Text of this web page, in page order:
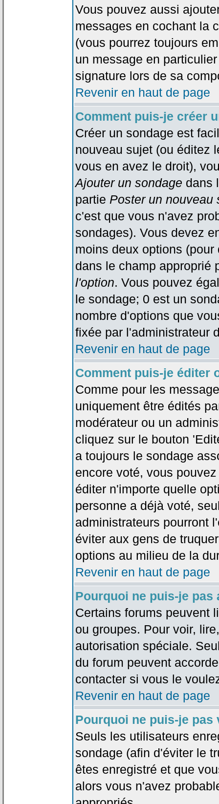
Vous pouvez aussi
messages en cochant la
(vous pourrez toujours
un message en
signature lors de sa
Revenir en haut de page
Comment puis-je créer
Créer un sondage est
nouveau sujet (ou éditez
vous en avez le droit),
Ajouter un sondage dans
partie Poster un nouveau
c'est que vous n'avez
sondages). Vous devez
moins deux options
dans le champ
l'option. Vous pouvez
le sondage; 0 est un
nombre d'options que
fixée par l'administrateur
Revenir en haut de page
Comment puis-je éditer
Comme pour les
uniquement être édités
modérateur ou un
cliquez sur le bouton
a toujours le sondage
encore voté, vous
éditer n'importe quelle
personne a déjà voté,
administrateurs pourront
éviter aux gens de
options au milieu de la
Revenir en haut de page
Pourquoi ne puis-je pas
Certains forums peuvent
ou groupes. Pour voir,
autorisation spéciale.
du forum peuvent
contacter si vous le
Revenir en haut de page
Pourquoi ne puis-je pas
Seuls les utilisateurs
sondage (afin d'éviter le
êtes enregistré et que
alors vous n'avez